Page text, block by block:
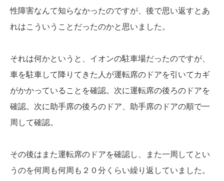
性障害なんて知らなかったのですが、後で思い返すとあ
れはこういうことだったのかと思いました。
それは何かというと、イオンの駐車場だったのですが、
車を駐車して降りてきた人が運転席のドアを引いてカギ
がかかっていることを確認。次に運転席の後ろのドアを
確認。次に助手席の後ろのドア、助手席のドアの順で一
周して確認。
その後はまた運転席のドアを確認し、また一周してとい
うのを何周も何周も２０分くらい繰り返していました。